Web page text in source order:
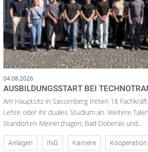
04.08.2026
AUSBILDUNGSSTART BEI
Am Hauptsitz in Sassenberg treten 18
Lehre oder ihr duales Studium an. Weitere
Standorten Meinerzhagen, Bad Doberan und...
Anlagen ING Karriere Kooperation